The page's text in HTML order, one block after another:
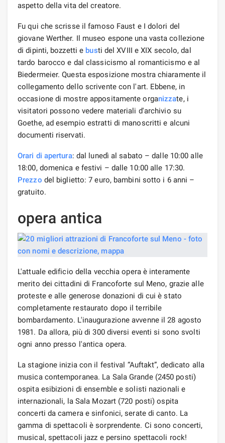
aspetto della vita del creatore.
Fu qui che scrisse il famoso Faust e I dolori del
giovane Werther. Il museo espone una vasta collezione
di dipinti, bozzetti e busti del XVIII e XIX secolo, dal
tardo barocco e dal classicismo al romanticismo e al
Biedermeier. Questa esposizione mostra chiaramente il
collegamento dello scrivente con l'art. Ebbene, in
occasione di mostre appositamente organizzate, i
visitatori possono vedere materiali d'archivio su
Goethe, ad esempio estratti di manoscritti e alcuni
documenti riservati.
Orari di apertura: dal lunedì al sabato – dalle 10:00 alle
18:00, domenica e festivi – dalle 10:00 alle 17:30.
Prezzo del biglietto: 7 euro, bambini sotto i 6 anni –
gratuito.
opera antica
L'attuale edificio della vecchia opera è interamente
merito dei cittadini di Francoforte sul Meno, grazie alle
proteste e alle generose donazioni di cui è stato
completamente restaurato dopo il terribile
bombardamento. L'inaugurazione avvenne il 28 agosto
1981. Da allora, più di 300 diversi eventi si sono svolti
ogni anno presso l'antica opera.
La stagione inizia con il festival “Auftakt”, dedicato alla
musica contemporanea. La Sala Grande (2450 posti)
ospita esibizioni di ensemble e solisti nazionali e
internazionali, la Sala Mozart (720 posti) ospita
concerti da camera e sinfonici, serate di canto. La
gamma di spettacoli è sorprendente. Ci sono concerti,
musical, spettacoli jazz e persino spettacoli rock!